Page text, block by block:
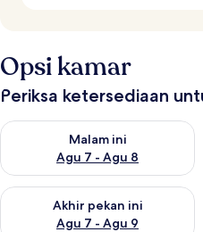
Opsi kamar
Periksa ketersediaan
Malam ini
Agu 7 - Agu 8
Periksa ketersediaan untuk
Akhir pekan ini
Agu 7 - Agu 9
Periksa ketersediaan untuk